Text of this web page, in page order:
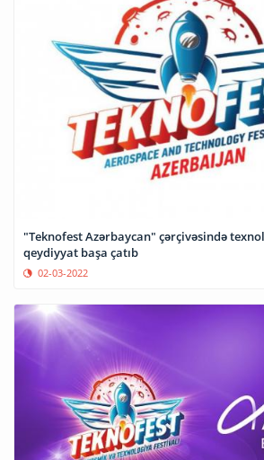
"Teknofest Azərbaycan" çərçivəsində
qeydiyyat başa çatıb
02-03-2022